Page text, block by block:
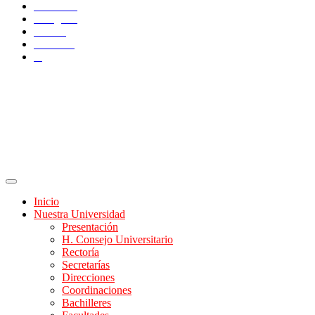
Inicio
Nuestra Universidad
Presentación
H. Consejo Universitario
Rectoría
Secretarías
Direcciones
Coordinaciones
Bachilleres